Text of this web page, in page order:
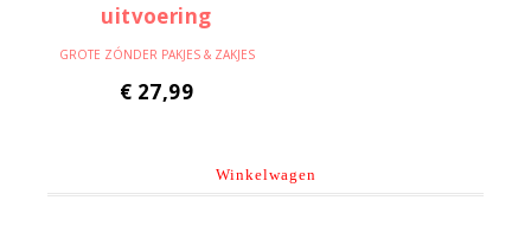
GROTE ZÓNDER PAKJES & ZAKJES
€ 27,99
Winkelwagen